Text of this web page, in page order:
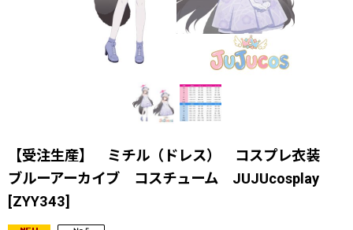
【受注生産】 ミチル（ドレス） コスプレ衣装
ブルーアーカイブ コスチューム JUJUcosplay
[ZYY343]